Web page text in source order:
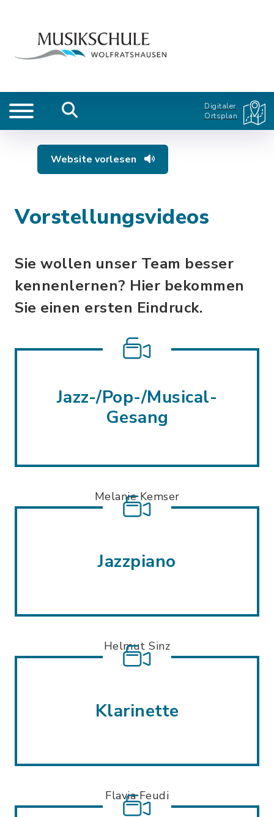
Digitaler
Ortsplan
Website vorlesen
Vorstellungsvideos
Sie wollen unser Team besser
kennenlernen? Hier bekommen
Sie einen ersten Eindruck.
Jazz-/Pop-/Musical-
Gesang
Melanie Kemser
Jazzpiano
Helmut Sinz
Klarinette
Flavia Feudi